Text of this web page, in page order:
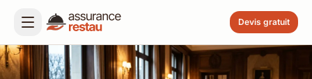
Devis gratuit